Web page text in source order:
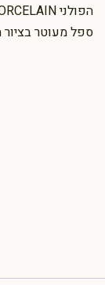
הפולני DOU PORCELAIN.
ספל מעוטר
זוג
ספלים